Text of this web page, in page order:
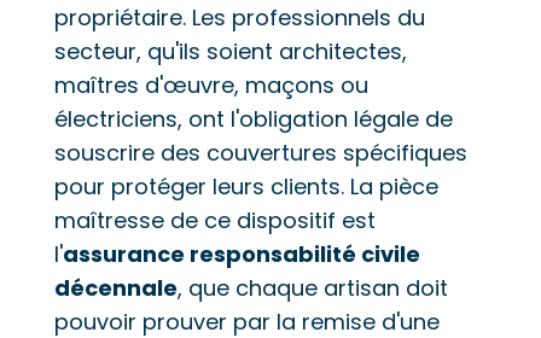
propriétaire. Les professionnels du
secteur, qu'ils soient architectes,
maîtres d'œuvre, maçons ou
électriciens, ont l'obligation légale de
souscrire des couvertures spécifiques
pour protéger leurs clients. La pièce
maîtresse de ce dispositif est
l'assurance responsabilité civile
décennale, que chaque artisan doit
pouvoir prouver par la remise d'une